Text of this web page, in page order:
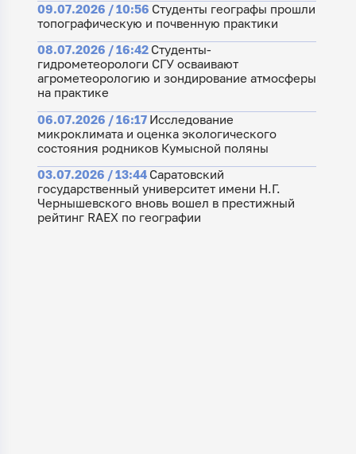
09.07.2026 / 10:56 Студенты географы прошли
топографическую и почвенную практики
08.07.2026 / 16:42 Студенты-
гидрометеорологи СГУ осваивают
агрометеорологию и зондирование атмосферы
на практике
06.07.2026 / 16:17 Исследование
микроклимата и оценка экологического
состояния родников Кумысной поляны
03.07.2026 / 13:44 Саратовский
государственный университет имени Н.Г.
Чернышевского вновь вошел в престижный
рейтинг RAEX по географии